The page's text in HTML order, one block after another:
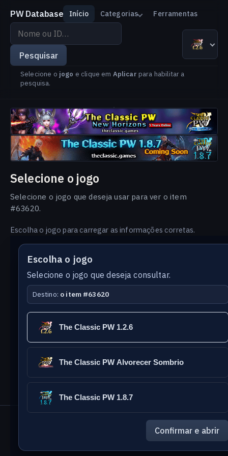
PW Database Início Categorias Ferramentas
Pesquisar
por
nome
ou
Pesquisar
Versão
IdiomaThe Classic PW 1.2.6
Selecione o jogo e clique em Aplicar para habilitar a
pesquisa.
Selecione o jogo
Selecione o jogo que deseja usar para ver o item
#63620.
Escolha o jogo para carregar as informações corretas.
Escolha o jogo
Selecione o jogo que deseja consultar.
Destino: o item #63620
Versão
banco
Idioma
The Classic PW 1.2.6
The Classic PW Alvorecer Sombrio
The Classic PW 1.8.7
Confirmar e abrir
- PW Database